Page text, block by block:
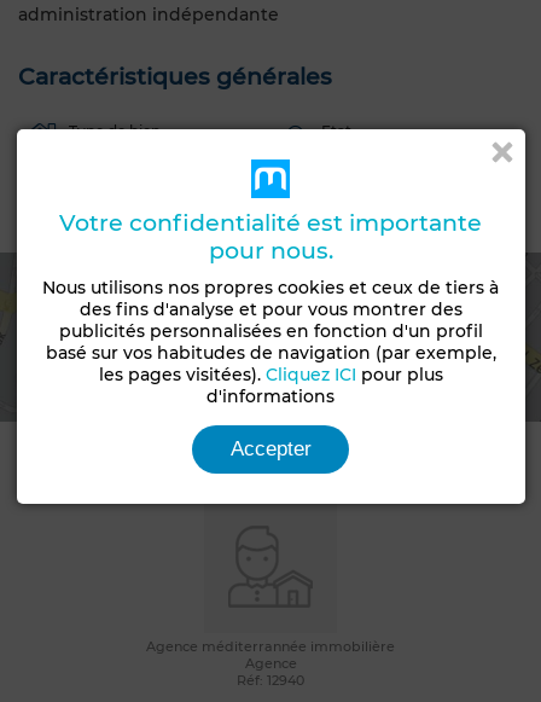
administration indépendante
Caractéristiques générales
Type de bien Etat
Bon état / habitable
Emplacement
Voir la carte
Informations de contact
Agence méditerrannée immobilière
Agence
Réf: 12940
Votre confidentialité est importante
pour nous.
Nous utilisons nos propres cookies et ceux de tiers à
des fins d'analyse et pour vous montrer des
publicités personnalisées en fonction d'un profil
basé sur vos habitudes de navigation (par exemple,
les pages visitées). Cliquez ICI pour plus
d'informations
Accepter